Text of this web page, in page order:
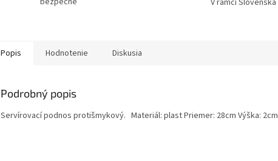
V rámci Slovenska
Popis Hodnotenie Diskusia
Podrobný popis
Servírovací podnos protišmykový. Materiál: plast Priemer: 28cm Výška: 2cm